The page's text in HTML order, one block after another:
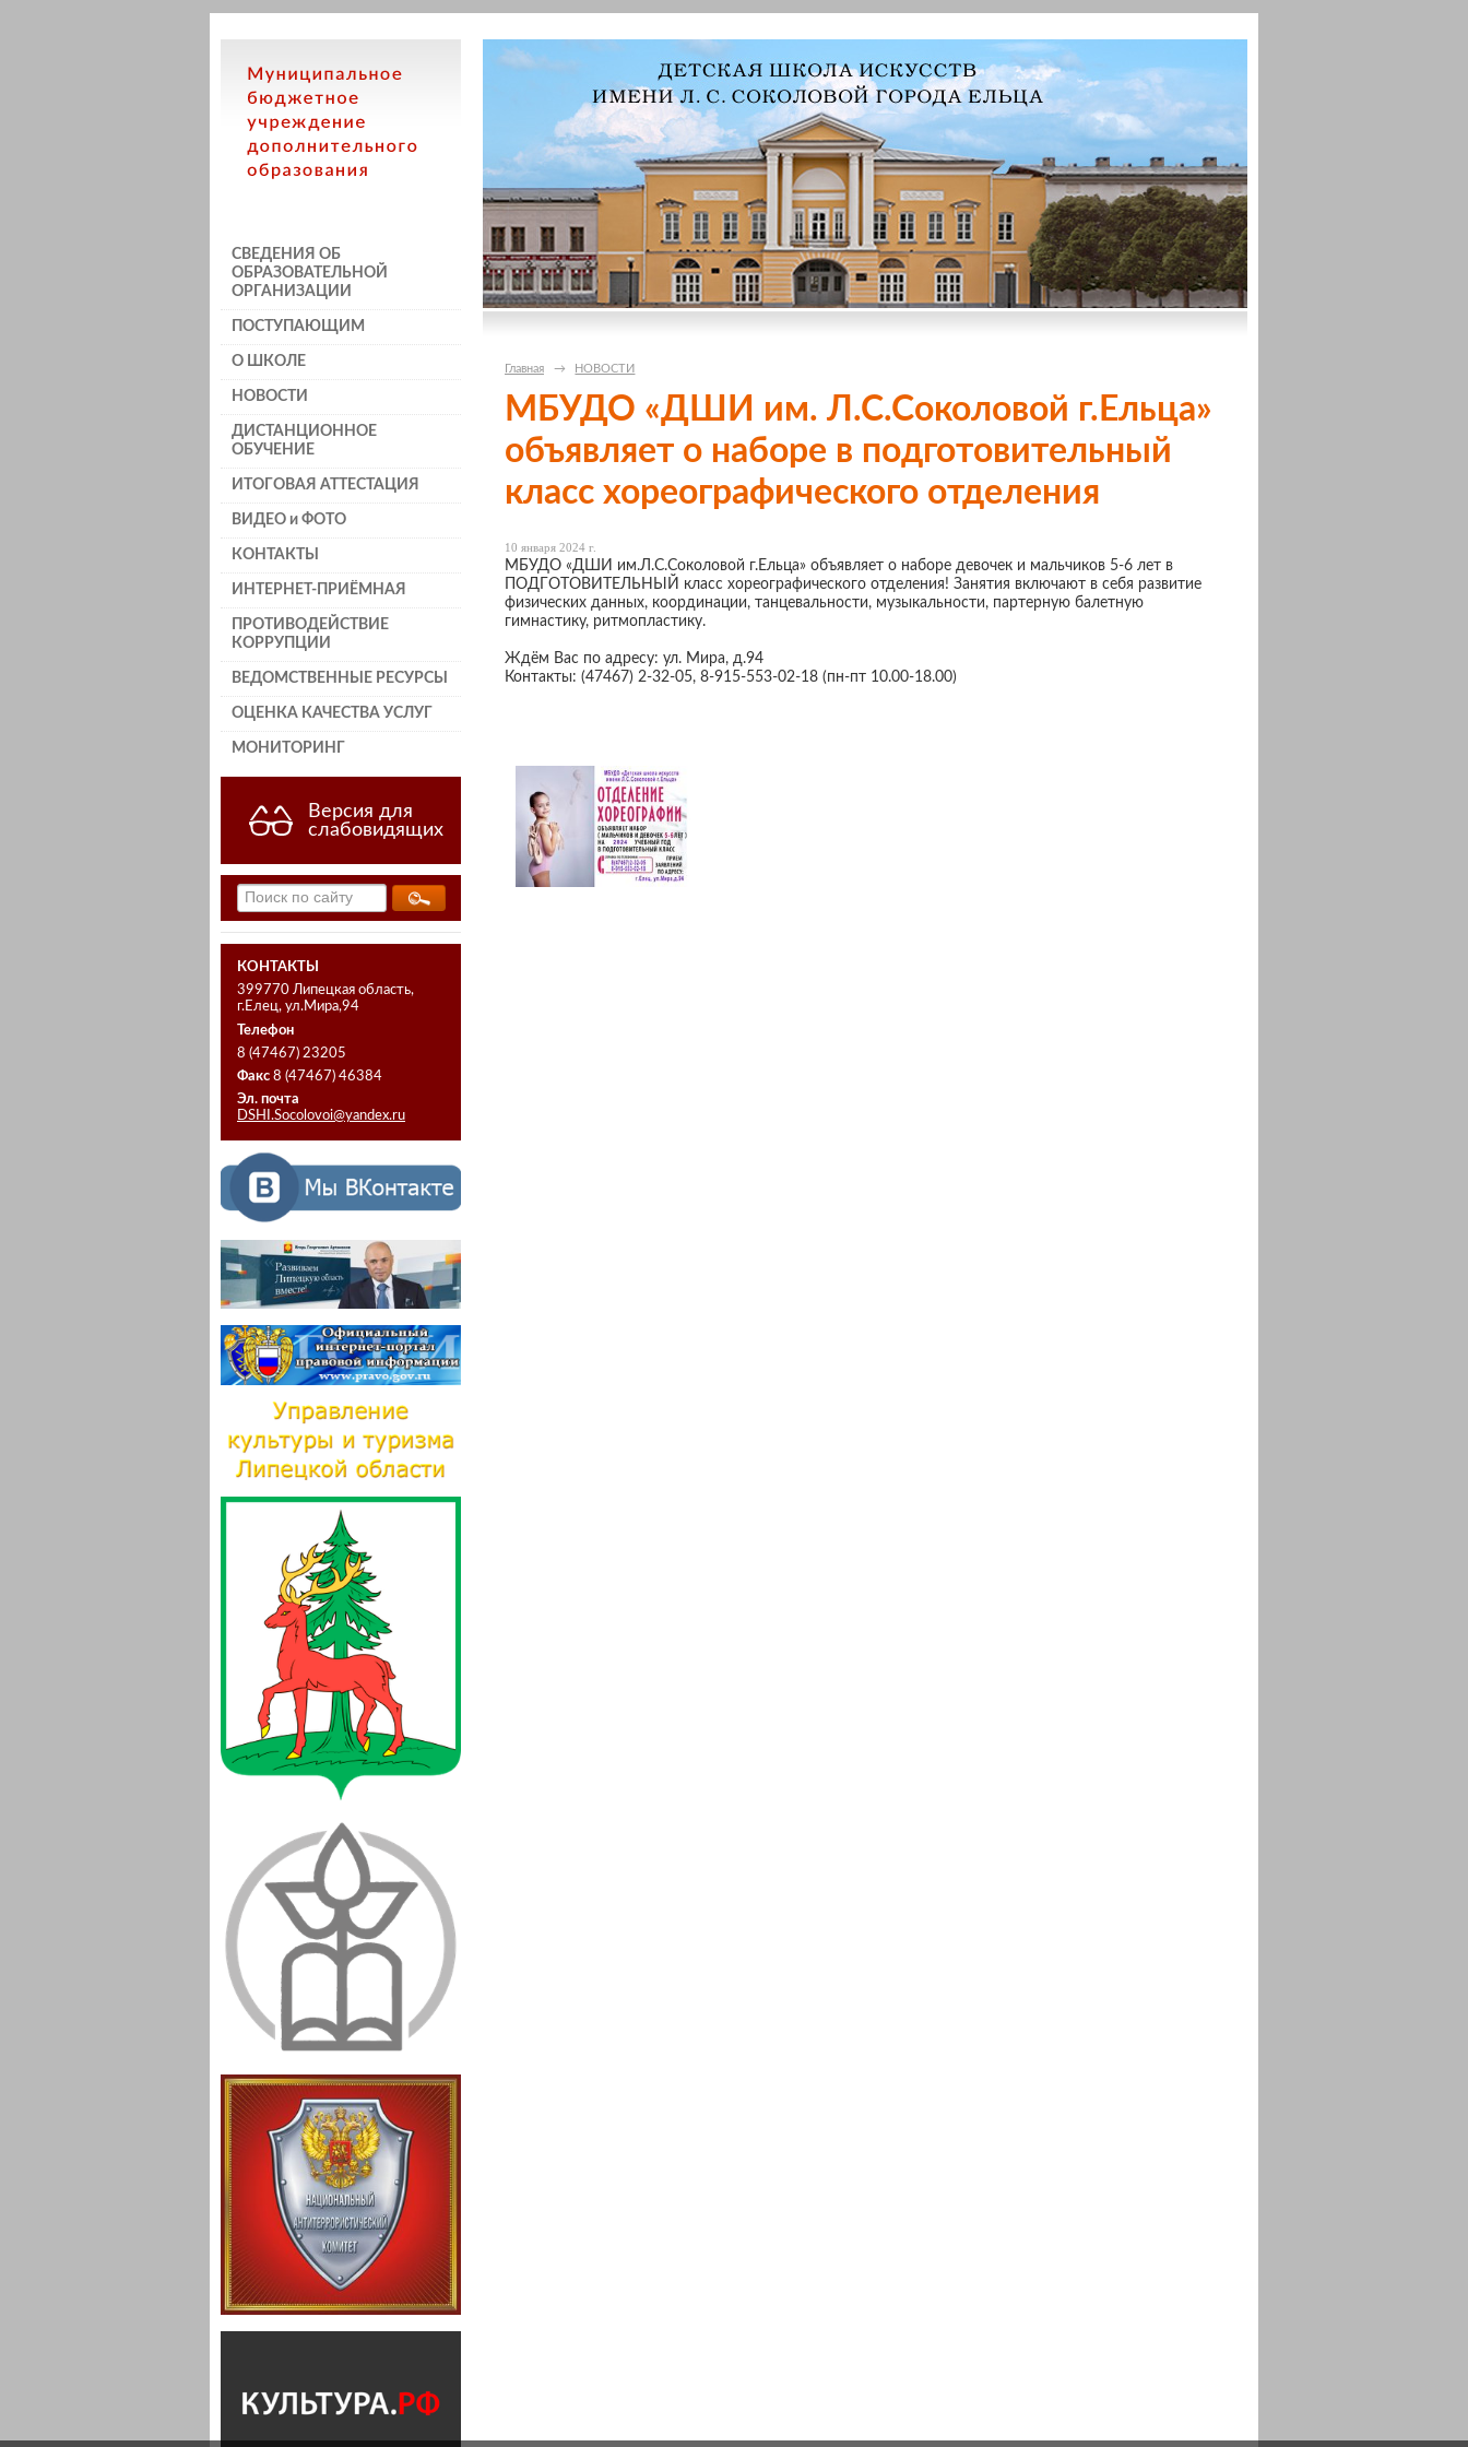
СВЕДЕНИЯ ОБ
ОБРАЗОВАТЕЛЬНОЙ
ОРГАНИЗАЦИИ
ПОСТУПАЮЩИМ
О ШКОЛЕ
НОВОСТИ
ДИСТАНЦИОННОЕ
ОБУЧЕНИЕ
ИТОГОВАЯ АТТЕСТАЦИЯ
ВИДЕО и ФОТО
КОНТАКТЫ
ИНТЕРНЕТ-ПРИЁМНАЯ
ПРОТИВОДЕЙСТВИЕ
КОРРУПЦИИ
ВЕДОМСТВЕННЫЕ РЕСУРСЫ
ОЦЕНКА КАЧЕСТВА УСЛУГ
МОНИТОРИНГ
Версия для
слабовидящих
КОНТАКТЫ
399770 Липецкая область,
г.Елец, ул.Мира,94
Телефон
8 (47467) 23205
Факс 8 (47467) 46384
Эл. почта
DSHI.Socolovoi@yandex.ru
Главная → НОВОСТИ
МБУДО «ДШИ им. Л.С.Соколовой г.Ельца»
объявляет о наборе в подготовительный
класс хореографического отделения
10 января 2024 г.
МБУДО «ДШИ им.Л.С.Соколовой г.Ельца» объявляет о наборе девочек и мальчиков 5-6 лет в
ПОДГОТОВИТЕЛЬНЫЙ класс хореографического отделения! Занятия включают в себя развитие
физических данных, координации, танцевальности, музыкальности, партерную балетную
гимнастику, ритмопластику.
Ждём Вас по адресу: ул. Мира, д.94
Контакты: (47467) 2-32-05, 8-915-553-02-18 (пн-пт 10.00-18.00)